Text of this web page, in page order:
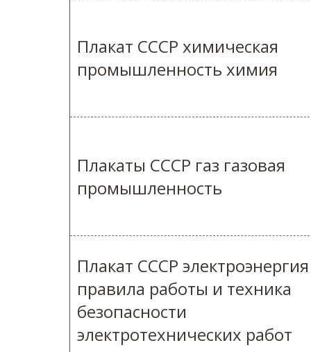
Плакат СССР химическая
промышленность химия
Плакаты СССР газ газовая
промышленность
Плакат СССР электроэнергия
правила работы и техника
безопасности
электротехнических работ